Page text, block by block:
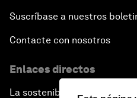
Suscríbase a nuestros
Contacte con nosotros
Enlaces directos
La sostenibilidad en el Foro